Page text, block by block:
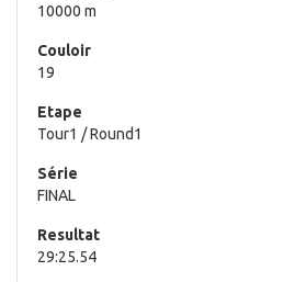
10000 m
19
Tour1 / Round1
FINAL
29:25.54